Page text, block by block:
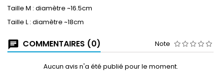
Taille M : diamètre ~16.5cm
Taille L : diamètre ~18cm
COMMENTAIRES (0) Note
Aucun avis n'a été publié pour le moment.